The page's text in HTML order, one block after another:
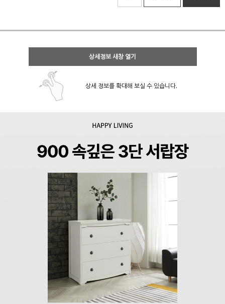
상세정보 새창 열기
상세 정보를 확대해 보실 수 있습니다.